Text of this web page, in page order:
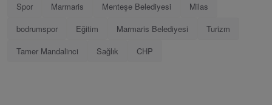
Spor
Marmaris Menteşe Belediyesi
Milas
bodrumspor
Eğitim Marmaris Belediyesi
Turizm
Tamer Mandalinci
Sağlık CHP